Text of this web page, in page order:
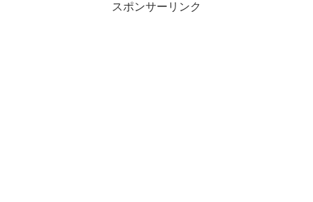
スポンサーリンク